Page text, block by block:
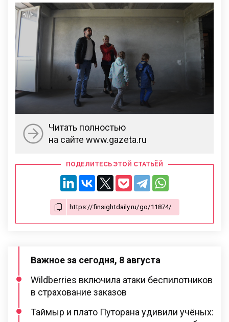
Читать полностью
на сайте www.gazeta.ru
ПОДЕЛИТЕСЬ ЭТОЙ СТАТЬЁЙ
Важное за сегодня, 8 августа
Wildberries включила атаки беспилотников
в страхование заказов
Таймыр и плато Путорана удивили учёных: